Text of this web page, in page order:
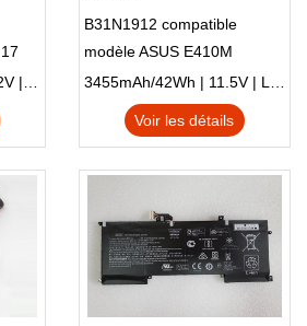
3653mAh/42WH | 11.52V | Li-ion ...
B31N1912 compatible
modèle ASUS E410M
E410MA L410MA
3455mAh/42Wh | 11.5V | Li-ion ...
Voir les détails